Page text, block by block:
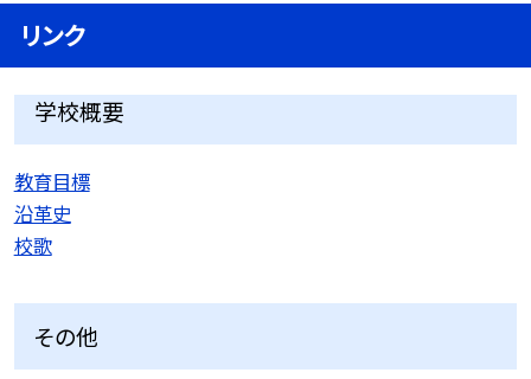
リンク
学校概要
教育目標
沿革史
校歌
その他